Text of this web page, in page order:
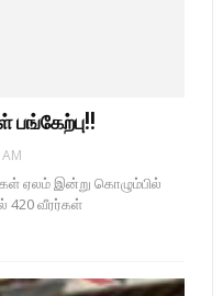
ஏலம் இன்று கொழும்பில்
420 வீரர்கள்